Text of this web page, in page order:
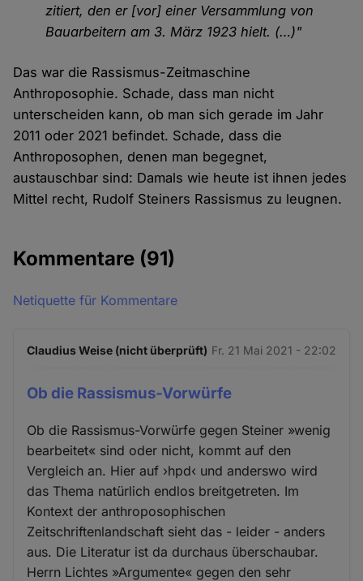
zitiert, den er [vor] einer Versammlung von
Bauarbeitern am 3. März 1923 hielt. (…)"
Das war die Rassismus-Zeitmaschine
Anthroposophie. Schade, dass man nicht
unterscheiden kann, ob man sich gerade im Jahr
2011 oder 2021 befindet. Schade, dass die
Anthroposophen, denen man begegnet,
austauschbar sind: Damals wie heute ist ihnen jedes
Mittel recht, Rudolf Steiners Rassismus zu leugnen.
Kommentare (91)
Netiquette für Kommentare
Claudius Weise (nicht überprüft) Fr. 21 Mai 2021 - 22:02
Ob die Rassismus-Vorwürfe
Ob die Rassismus-Vorwürfe gegen Steiner »wenig
bearbeitet« sind oder nicht, kommt auf den
Vergleich an. Hier auf ›hpd‹ und anderswo wird
das Thema natürlich endlos breitgetreten. Im
Kontext der anthroposophischen
Zeitschriftenlandschaft sieht das - leider - anders
aus. Die Literatur ist da durchaus überschaubar.
Herrn Lichtes »Argumente« gegen den sehr